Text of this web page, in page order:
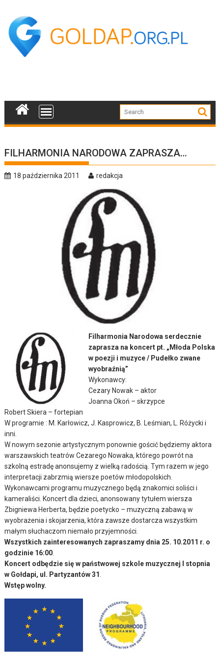
content
FILHARMONIA NARODOWA ZAPRASZA…
18 października 2011 redakcja
Filharmonia Narodowa serdecznie
zaprasza na koncert pt. „Młoda Polska
w poezji i muzyce / Pudełko zwane
wyobraźnią”
Wykonawcy:
Cezary Nowak – aktor
Joanna Okoń – skrzypce
Robert Skiera – fortepian
W programie : M. Karłowicz, J. Kasprowicz, B. Leśmian, L. Różycki i
inni.
W nowym sezonie artystycznym ponownie gościć będziemy aktora
warszawskich teatrów Cezarego Nowaka, którego powrót na
szkolną estradę anonsujemy z wielką radością. Tym razem w jego
interpretacji zabrzmią wiersze poetów młodopolskich.
Wykonawcami programu muzycznego będą znakomici soliści i
kameraliści. Koncert dla dzieci, anonsowany tytułem wiersza
Zbigniewa Herberta, będzie poetycko – muzyczną zabawą w
wyobrażenia i skojarzenia, która zawsze dostarcza wszystkim
małym słuchaczom niemało przyjemności.
Wszystkich zainteresowanych zapraszamy dnia 25. 10.2011 r. o
godzinie 16:00.
Koncert odbędzie się w państwowej szkole muzycznej I stopnia
w Gołdapi, ul. Partyzantów 31 .
Wstęp wolny.